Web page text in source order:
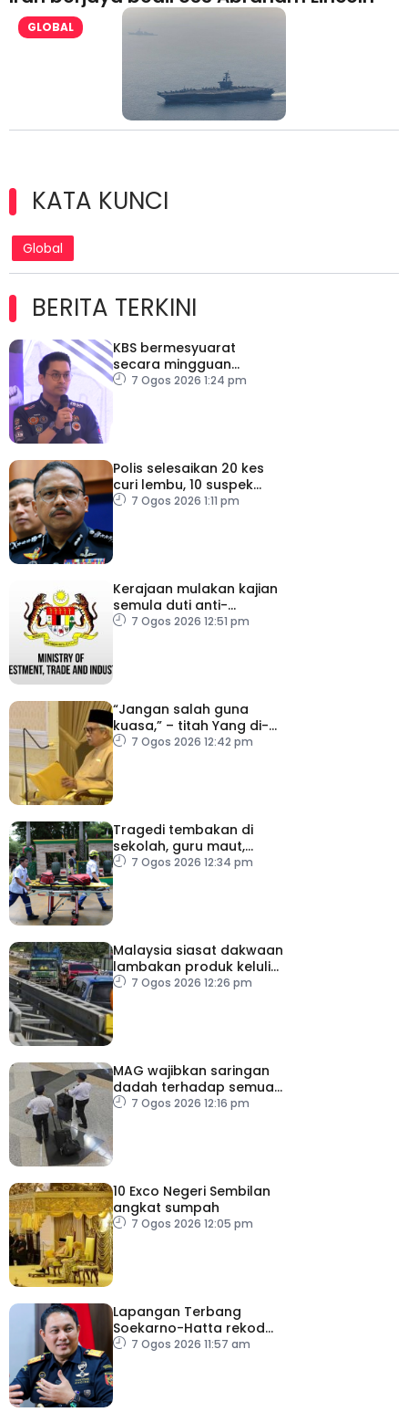
GLOBAL
KATA KUNCI
Global
BERITA TERKINI
KBS bermesyuarat
secara mingguan
pastikan persiapan F1
7 Ogos 2026 1:24 pm
Polis selesaikan 20 kes
curi lembu, 10 suspek
diberkas
7 Ogos 2026 1:11 pm
Kerajaan mulakan kajian
semula duti anti-
lambakan import
7 Ogos 2026 12:51 pm
“Jangan salah guna
kuasa,” – titah Yang di-
Pertuan Besar Negeri
7 Ogos 2026 12:42 pm
Tragedi tembakan di
sekolah, guru maut,
pelajar bunuh diri
7 Ogos 2026 12:34 pm
Malaysia siasat dakwaan
lambakan produk keluli
dari China, Taiwan dan
7 Ogos 2026 12:26 pm
MAG wajibkan saringan
dadah terhadap semua
juruterbang
7 Ogos 2026 12:16 pm
10 Exco Negeri Sembilan
angkat sumpah
7 Ogos 2026 12:05 pm
Lapangan Terbang
Soekarno-Hatta rekod
lebih 300 kes dadah
7 Ogos 2026 11:57 am